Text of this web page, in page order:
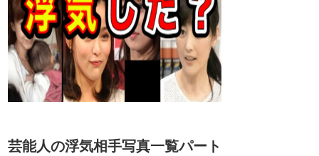
芸能人の浮気相手写真一覧パート